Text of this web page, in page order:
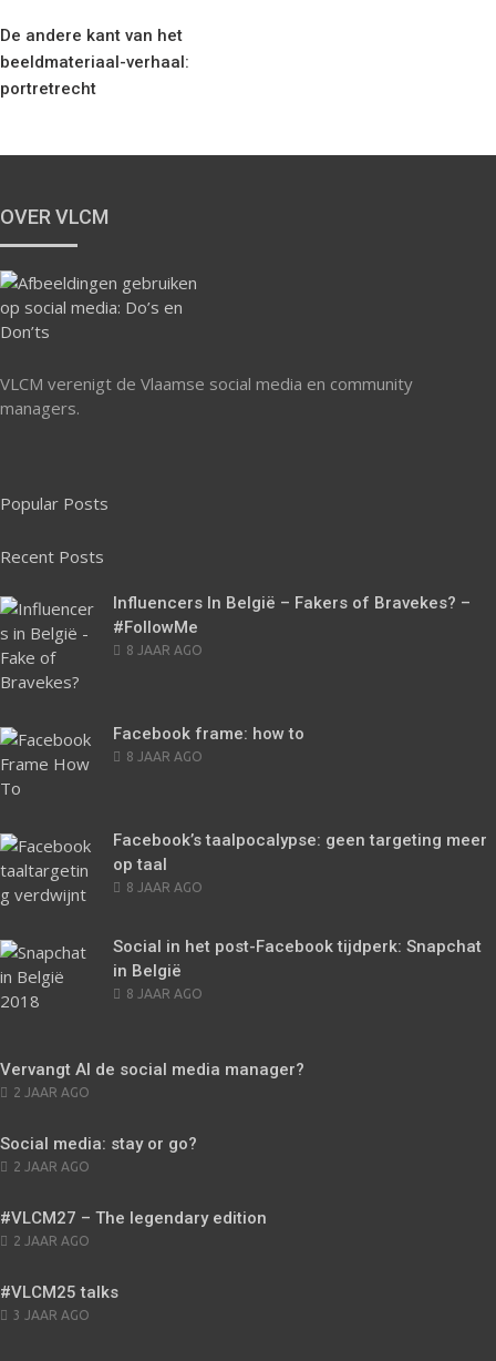
De andere kant van het
beeldmateriaal-verhaal:
portretrecht
OVER VLCM
VLCM verenigt de Vlaamse social media en community
managers.
Popular Posts
Recent Posts
Influencers In België – Fakers of Bravekes? –
#FollowMe
POSTED
8 JAAR AGO
Facebook frame: how to
POSTED
8 JAAR AGO
Facebook’s taalpocalypse: geen targeting meer
op taal
POSTED
8 JAAR AGO
Social in het post-Facebook tijdperk: Snapchat
in België
POSTED
8 JAAR AGO
Vervangt AI de social media manager?
POSTED
2 JAAR AGO
Social media: stay or go?
POSTED
2 JAAR AGO
#VLCM27 – The legendary edition
POSTED
2 JAAR AGO
#VLCM25 talks
POSTED
3 JAAR AGO